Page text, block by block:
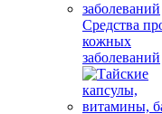
Средства
кожных
заболеваний